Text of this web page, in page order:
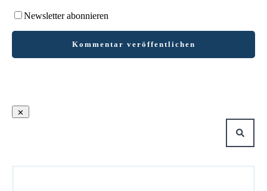
Newsletter abonnieren
Kommentar veröffentlichen